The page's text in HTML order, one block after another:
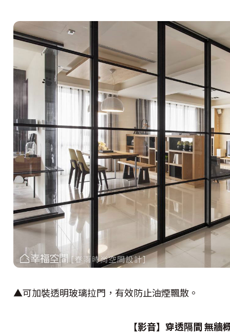
▲可加裝透明玻璃拉門，有效防止油煙飄散。
【影音】穿透隔間 無牆